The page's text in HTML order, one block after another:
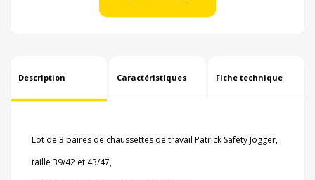
Description Caractéristiques Fiche technique
Lot de 3 paires de chaussettes de travail Patrick Safety Jogger,
taille 39/42 et 43/47,